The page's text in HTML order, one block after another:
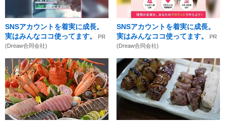
SNSアカウントを着実に成長。
実はみんなココ使ってます。
PR
(Dreaw合同会社)
SNSアカウントを着実に成長。
実はみんなココ使ってます。
PR
(Dreaw合同会社)